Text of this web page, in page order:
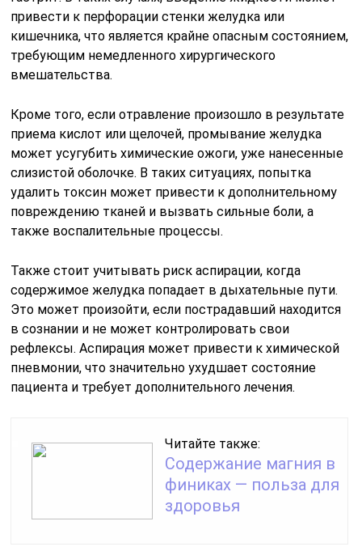
привести к перфорации стенки желудка или
кишечника, что является крайне опасным состоянием,
требующим немедленного хирургического
вмешательства.
Кроме того, если отравление произошло в результате
приема кислот или щелочей, промывание желудка
может усугубить химические ожоги, уже нанесенные
слизистой оболочке. В таких ситуациях, попытка
удалить токсин может привести к дополнительному
повреждению тканей и вызвать сильные боли, а
также воспалительные процессы.
Также стоит учитывать риск аспирации, когда
содержимое желудка попадает в дыхательные пути.
Это может произойти, если пострадавший находится
в сознании и не может контролировать свои
рефлексы. Аспирация может привести к химической
пневмонии, что значительно ухудшает состояние
пациента и требует дополнительного лечения.
Читайте также:
Содержание магния в
финиках — польза для
здоровья